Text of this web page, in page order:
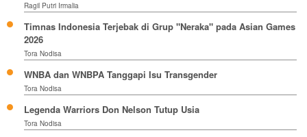
Ragil Putri Irmalia
Timnas Indonesia Terjebak di Grup "Neraka" pada Asian Games
2026
Tora Nodisa
WNBA dan WNBPA Tanggapi Isu Transgender
Tora Nodisa
Legenda Warriors Don Nelson Tutup Usia
Tora Nodisa